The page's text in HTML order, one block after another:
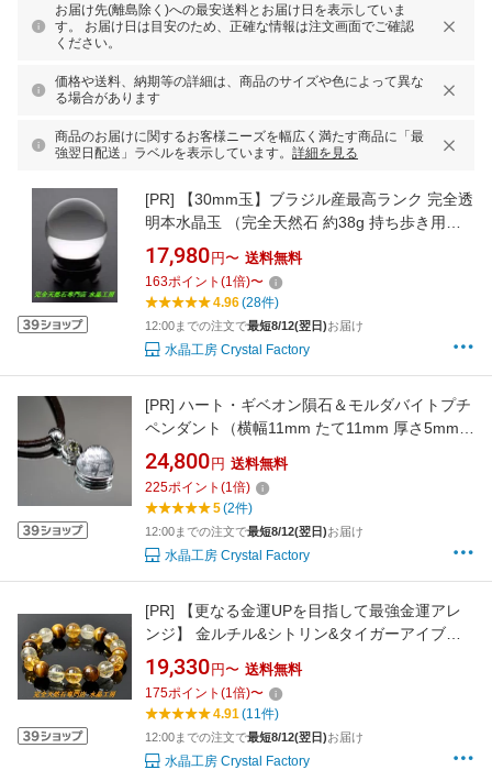
お届け先(離島除く)への最安送料とお届け日を表示していま
す。 お届け日は目安のため、正確な情報は注文画面でご確認
ください。
価格や送料、納期等の詳細は、商品のサイズや色によって異な
る場合があります
商品のお届けに関するお客様ニーズを幅広く満たす商品に「最
強翌日配送」ラベルを表示しています。 詳細を見る
[PR]
【30mm玉】ブラジル産最高ランク 完全透
明本水晶玉 （完全天然石 約38g 持ち歩き用小
袋＆木製台座付）
17,980 円〜 送料無料
163ポイント (1 倍)〜
4.96(28件)
12:00までの注文で最短8/12(翌日)お届け
水晶工房 Crystal Factory
[PR] ハート・ギベオン隕石＆モルダバイトプチ
ペンダント（横幅11mm たて11mm 厚さ5mm
重さ2g シルバー 完全天然石使用）茶色本革製
ネックレス付
24,800 円 送料無料
225ポイント (1 倍)
5(2件)
12:00までの注文で最短8/12(翌日)お届け
水晶工房 Crystal Factory
[PR]
【更なる金運UPを目指して最強金運アレ
ンジ】 金ルチル&シトリン&タイガーアイブレ
スレット（ALL10mm玉タイプ）＜返品・交換
可＞無料サイズ変更保証付き
19,330 円〜 送料無料
175ポイント (1 倍)〜
4.91 (11件)
12:00までの注文で最短8/12(翌日)お届け
水晶工房 Crystal Factory